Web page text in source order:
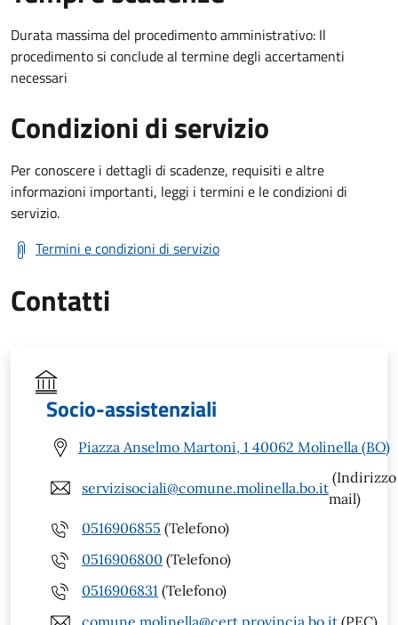
Durata massima del procedimento amministrativo: Il
procedimento si conclude al termine degli accertamenti
necessari
Condizioni di servizio
Per conoscere i dettagli di scadenze, requisiti e altre
informazioni importanti, leggi i termini e le condizioni di
servizio.
Termini e condizioni di servizio
Contatti
Socio-assistenziali
Piazza Anselmo Martoni, 1 40062 Molinella (BO)
servizisociali@comune.molinella.bo.it
(Indirizzo
mail)
0516906855 (Telefono)
0516906800 (Telefono)
0516906831 (Telefono)